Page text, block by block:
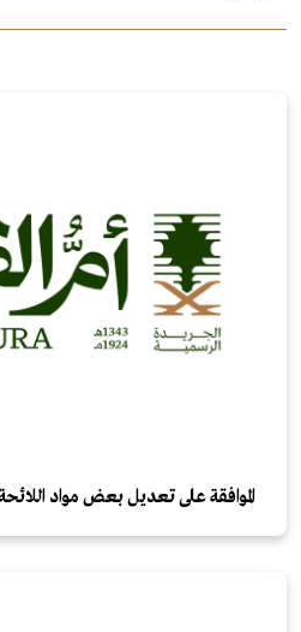
الموافقة على تعديل بعض مواد اللائحة